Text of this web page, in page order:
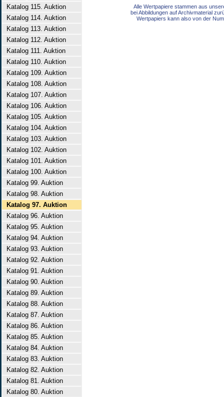
Katalog 115. Auktion
Katalog 114. Auktion
Katalog 113. Auktion
Katalog 112. Auktion
Katalog 111. Auktion
Katalog 110. Auktion
Katalog 109. Auktion
Katalog 108. Auktion
Katalog 107. Auktion
Katalog 106. Auktion
Katalog 105. Auktion
Katalog 104. Auktion
Katalog 103. Auktion
Katalog 102. Auktion
Katalog 101. Auktion
Katalog 100. Auktion
Katalog 99. Auktion
Katalog 98. Auktion
Katalog 97. Auktion
Katalog 96. Auktion
Katalog 95. Auktion
Katalog 94. Auktion
Katalog 93. Auktion
Katalog 92. Auktion
Katalog 91. Auktion
Katalog 90. Auktion
Katalog 89. Auktion
Katalog 88. Auktion
Katalog 87. Auktion
Katalog 86. Auktion
Katalog 85. Auktion
Katalog 84. Auktion
Katalog 83. Auktion
Katalog 82. Auktion
Katalog 81. Auktion
Katalog 80. Auktion
Alle Wertpapiere stammen aus
bei Abbildungen auf Archivmaterial
Wertpapiers kann also von der